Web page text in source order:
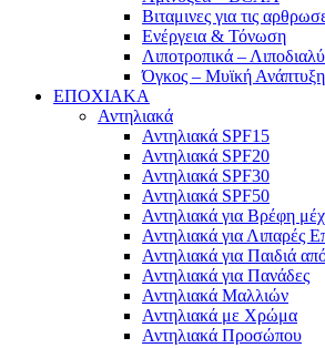
Βιταμινες για τις
Ενέργεια & Τόνωση
Λιποτροπικά –
Όγκος – Μυϊκή Ανάπτυξη
ΕΠΟΧΙΑΚΑ
Αντηλιακά
Αντηλιακά SPF15
Αντηλιακά SPF20
Αντηλιακά SPF30
Αντηλιακά SPF50
Αντηλιακά για Βρέφη
Αντηλιακά για Λιπαρές
Αντηλιακά για Παιδιά
Αντηλιακά για Πανάδες
Αντηλιακά Μαλλιών
Αντηλιακά με Χρώμα
Αντηλιακά Προσώπου